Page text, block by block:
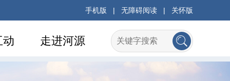
手机版 | 无障碍阅读 | 关怀版
走进河源
动